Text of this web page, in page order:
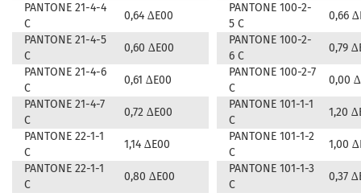
PANTONE 21-4-4
C
0,64 ∆E00
PANTONE 100-2-
5 C
0,66
PANTONE 21-4-5
C
0,60 ∆E00
PANTONE 100-2-
6 C
0,79
PANTONE 21-4-6
C
0,61 ∆E00
PANTONE 100-2-7
C
0,00
PANTONE 21-4-7
C
0,72 ∆E00
PANTONE 101-1-1
C
1,20
PANTONE 22-1-1
C
1,14 ∆E00
PANTONE 101-1-2
C
1,00
PANTONE 22-1-1
C
0,80 ∆E00
PANTONE 101-1-3
C
0,37